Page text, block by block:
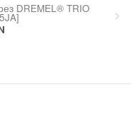
DREMEL® TRIO